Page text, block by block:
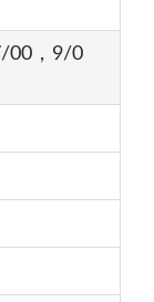
00，9/0